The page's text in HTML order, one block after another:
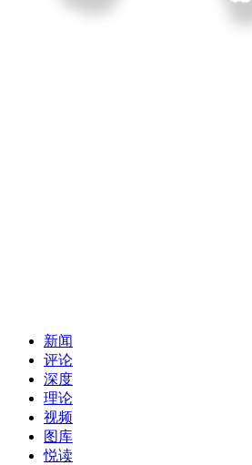
新闻
评论
深度
理论
视频
图库
悦读